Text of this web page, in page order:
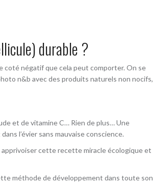
durable ?
coté négatif que cela peut comporter. On se
n&b avec des produits naturels non nocifs,
et de vitamine C… Rien de plus… Une
l’évier sans mauvaise conscience.
cette recette miracle écologique et
méthode de développement dans toute son